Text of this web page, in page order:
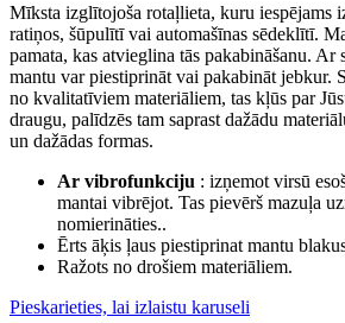
Mīksta izglītojoša rotaļlieta, kuru iespējams
ratiņos, šūpulītī vai automašīnas sēdeklītī.
pamata, kas atvieglina tās pakabināšanu. Ar
mantu var piestiprināt vai pakabināt jebkur.
no kvalitatīviem materiāliem, tas kļūs par
draugu, palīdzēs tam saprast dažādu
un dažādas formas.
Ar vibrofunkciju : izņemot virsū
mantai vibrējot. Tas pievērš mazuļa
nomierināties..
Ērts āķis ļaus piestiprinat mantu
Ražots no drošiem materiāliem.
Pieskarieties, lai izlaistu karuseli